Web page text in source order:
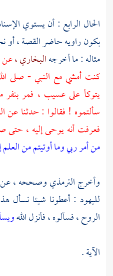
الحال الرابع : أن يستوي
بكون راويه حاضر القصة ،
مثاله : ما أخرجهالبخاري ،عن
كنت أمشي مع النبي - صلى
يتوكأ على عسيب ، فمر بنفر
سألتموه ! فقالوا : حدثنا عن
فعرفت أنه يوحى إليه ، حتى
من أمر ربي وما أوتيتم من العلم
وأخرجالترمذيوصححه ، عن
لليهود : أعطونا شيئا نسأل
الروح ، فسألوه ، فأنزل الله
الآية .